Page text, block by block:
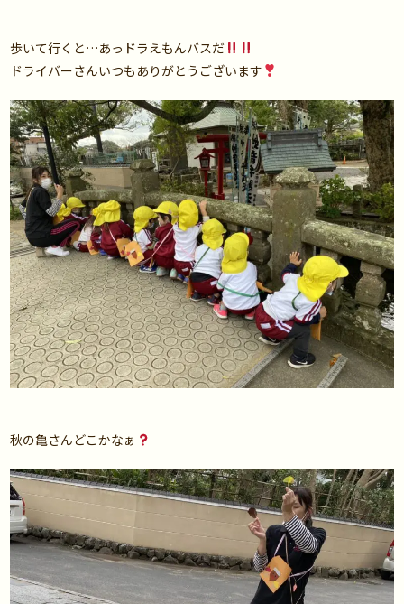
歩いて行くと…あっドラえもんバスだ
ドライバーさんいつもありがとうございます
秋の亀さんどこかなぁ